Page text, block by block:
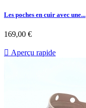
Les poches en cuir avec une...
169,00 €
 Aperçu rapide